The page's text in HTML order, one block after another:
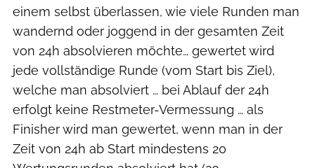
einem selbst überlassen, wie viele Runden man
wandernd oder joggend in der gesamten Zeit
von 24h absolvieren möchte… gewertet wird
jede vollständige Runde (vom Start bis Ziel),
welche man absolviert … bei Ablauf der 24h
erfolgt keine Restmeter-Vermessung … als
Finisher wird man gewertet, wenn man in der
Zeit von 24h ab Start mindestens 20